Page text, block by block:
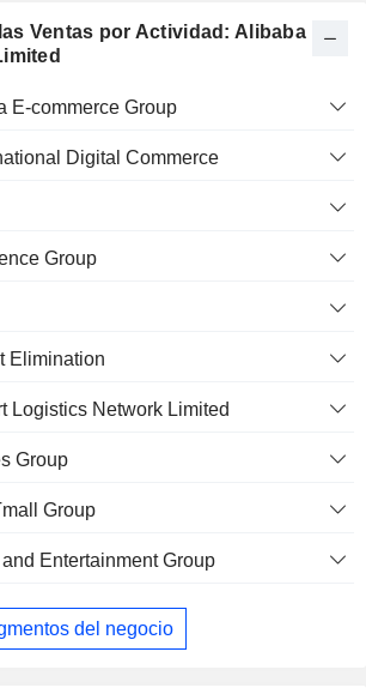
Ventas por Actividad: Alibaba
E-commerce Group
Digital Commerce
Group
Elimination
Logistics Network Limited
Group
Group
Entertainment Group
del negocio